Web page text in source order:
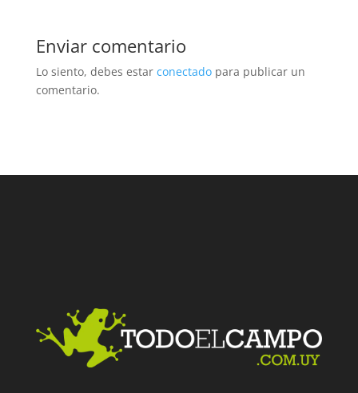
Enviar comentario
Lo siento, debes estar conectadopara publicar un
comentario.
Facebook